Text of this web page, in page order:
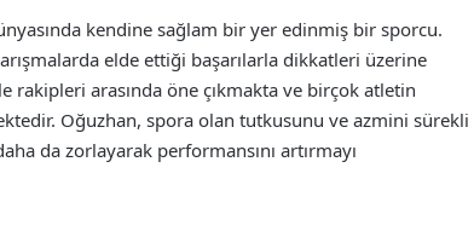
kendine sağlam bir yer edinmiş bir sporcu.
elde ettiği başarılarla dikkatleri üzerine
rakipleri arasında öne çıkmakta ve birçok atletin
Oğuzhan, spora olan tutkusunu ve azmini sürekli
da zorlayarak performansını artırmayı